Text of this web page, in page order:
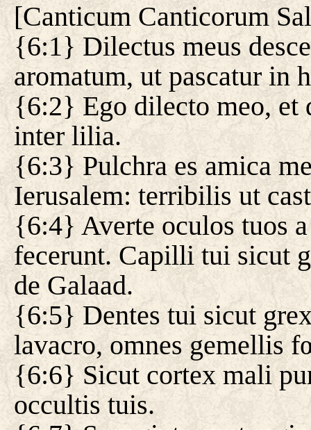
[Canticum Canticorum
{6:1} Dilectus meus
aromatum, ut pascatur in
{6:2} Ego dilecto meo, et
inter lilia.
{6:3} Pulchra es amica
Ierusalem: terribilis ut
{6:4} Averte oculos tuos
fecerunt. Capilli tui sicut
de Galaad.
{6:5} Dentes tui sicut
lavacro, omnes gemellis
{6:6} Sicut cortex mali
occultis tuis.